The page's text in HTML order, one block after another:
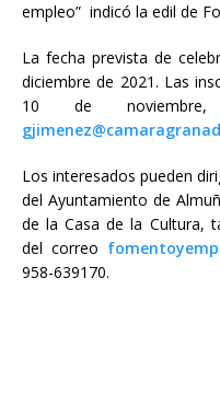
empleo” indicó la edil de
La fecha prevista de
diciembre de 2021. Las
10 de
Los interesados pueden
del Ayuntamiento de
de la Casa de la Cultura,
del correo
958-639170.